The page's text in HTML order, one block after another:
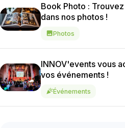
Book Photo :
dans nos photos !
image Photos
INNOV'events vous
vos événements !
celebrationÉvénements